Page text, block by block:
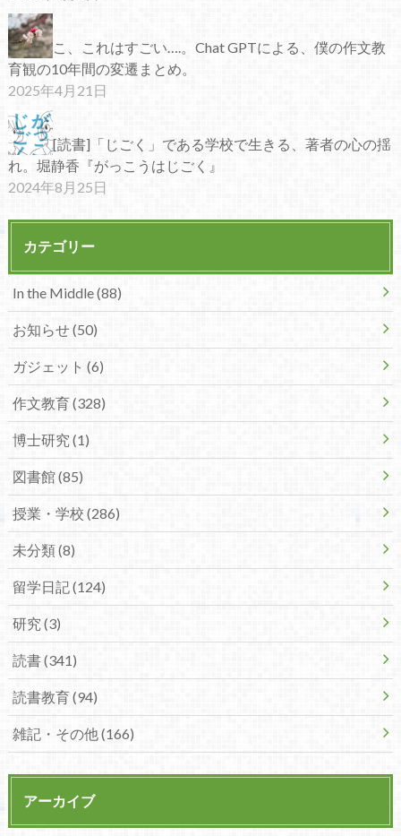
こ、これはすごい….。Chat GPTによる、僕の作文教
育観の10年間の変遷まとめ。
2025年4月21日
[読書]「じごく」である学校で生きる、著者の心の揺
れ。堀静香『がっこうはじごく』
2024年8月25日
カテゴリー
In the Middle (88)
お知らせ (50)
ガジェット (6)
作文教育 (328)
博士研究 (1)
図書館 (85)
授業・学校 (286)
未分類 (8)
留学日記 (124)
研究 (3)
読書 (341)
読書教育 (94)
雑記・その他 (166)
アーカイブ